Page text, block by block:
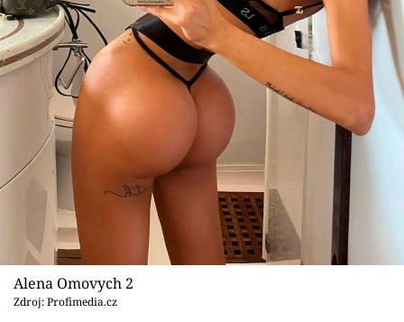
Alena Omovych 2
Zdroj: Profimedia.cz